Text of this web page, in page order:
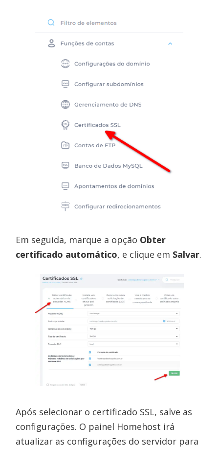
Em seguida, marque a opção Obter
certificado automático, e clique em Salvar.
Após selecionar o certificado SSL, salve as
configurações. O painel Homehost irá
atualizar as configurações do servidor para